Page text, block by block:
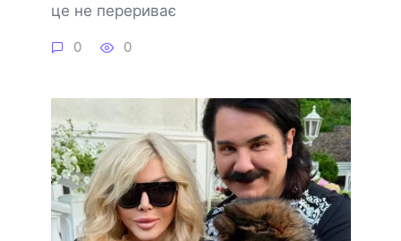
це не перериває
0 0